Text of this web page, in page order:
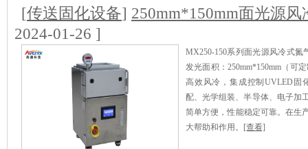
[传送固化设备] 250mm*150mm面光源
2024-01-26 ]
MX250-150系列面光源风冷式
发光面积：250mm*150mm（可
高效风冷，集成控制UVLED固
配、光学组装、半导体、电子加
简单方便，性能稳定可靠。在生
大帮助和作用。
[查看]